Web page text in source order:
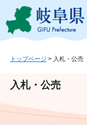
ジ
ュ
文
トップページ > 入札・公売
入札・公売